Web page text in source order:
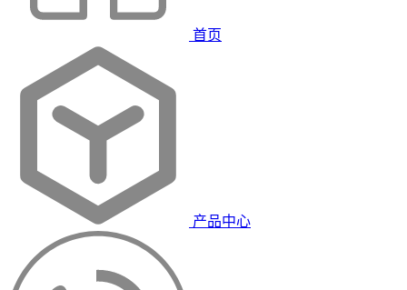
首页
产品中心